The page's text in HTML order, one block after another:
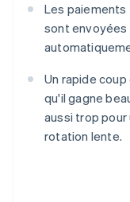
Les
sont
Un rapide
qu'il gagne
aussi trop
rotation lente.